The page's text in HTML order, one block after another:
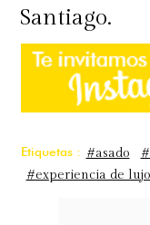
Santiago.
Etiquetas : #asado
#experiencia de lujo